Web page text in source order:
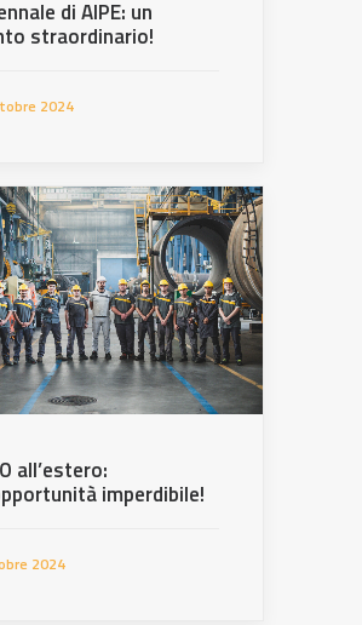
di AIPE: un
straordinario!
2024
all’estero:
imperdibile!
2024